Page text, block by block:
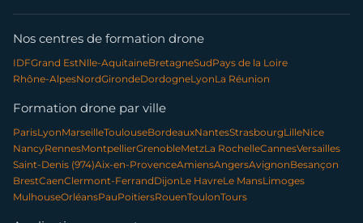
Nos centres de formation drone
IDFGrand EstNlle-AquitaineBretagneSudPays de la Loire
Rhône-AlpesNordGirondeDordogneLyonLa Réunion
Formation drone par ville
ParisLyonMarseilleToulouseBordeauxNantesStrasbourgLilleNice
NancyRennesMontpellierGrenobleMetzLa RochelleCannesVersailles
Saint-Denis (974)Aix-en-ProvenceAmiensAngersAvignonBesançon
BrestCaenClermont-FerrandDijonLe HavreLe MansLimoges
MulhouseOrléansPauPoitiersRouenToulonTours